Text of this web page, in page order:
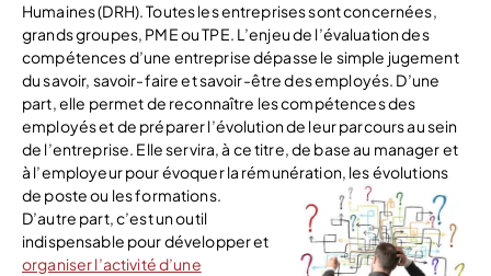
Humaines (DRH). Toutes les entreprises sont concernées,
grands groupes, PME ou TPE. L’enjeu de l’évaluation des
compétences d’une entreprise dépasse le simple jugement
du savoir, savoir-faire et savoir-être des employés. D’une
part, elle permet de reconnaître les compétences des
employés et de préparer l’évolution de leur parcours au sein
de l’entreprise. Elle servira, à ce titre, de base au manager et
à l’employeur pour évoquer la rémunération, les évolutions
de poste ou les formations.
D’autre part, c’est un outil
indispensable pour développer et
organiser l’activité d’une